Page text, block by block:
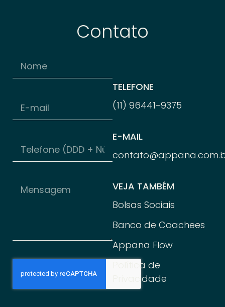
Contato
TELEFONE
(11) 96441-9375
E-MAIL
VEJA TAMBÉM
Bolsas Sociais
Banco de Coachees
Appana Flow
Política de
Privacidade